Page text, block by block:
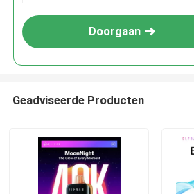
Doorgaan
Geadviseerde Producten